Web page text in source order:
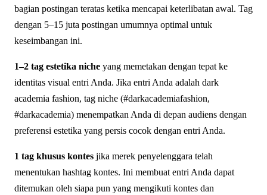
bagian postingan teratas ketika mencapai keterlibatan awal. Tag
dengan 5–15 juta postingan umumnya optimal untuk
keseimbangan ini.
1–2 tag estetika niche yang memetakan dengan tepat ke
identitas visual entri Anda. Jika entri Anda adalah dark
academia fashion, tag niche (#darkacademiafashion,
#darkacademia) menempatkan Anda di depan audiens dengan
preferensi estetika yang persis cocok dengan entri Anda.
1 tag khusus kontes jika merek penyelenggara telah
menentukan hashtag kontes. Ini membuat entri Anda dapat
ditemukan oleh siapa pun yang mengikuti kontes dan